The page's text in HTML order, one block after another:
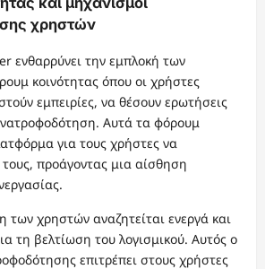
χρηστών
ενθαρρύνει την εμπλοκή των
κοινότητας όπου οι χρήστες
εμπειρίες, να θέσουν ερωτήσεις
Αυτά τα φόρουμ
για τους χρήστες να
προάγοντας μια αίσθηση
χρηστών αναζητείται ενεργά και
τη βελτίωση του λογισμικού. Αυτός ο
επιτρέπει στους χρήστες